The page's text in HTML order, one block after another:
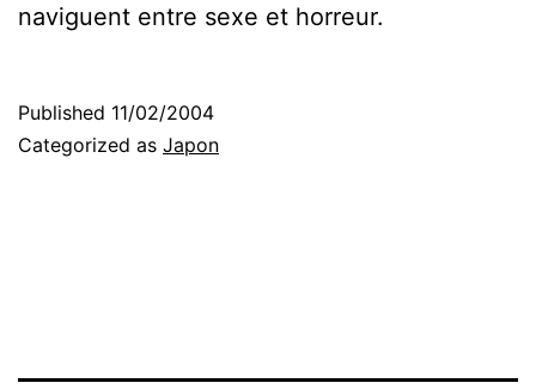
naviguent entre sexe et horreur.
Published 11/02/2004
Categorized as Japon